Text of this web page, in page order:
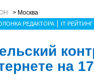
> Москва
РЕДАКТОРА IT РЕЙТИНГ
на